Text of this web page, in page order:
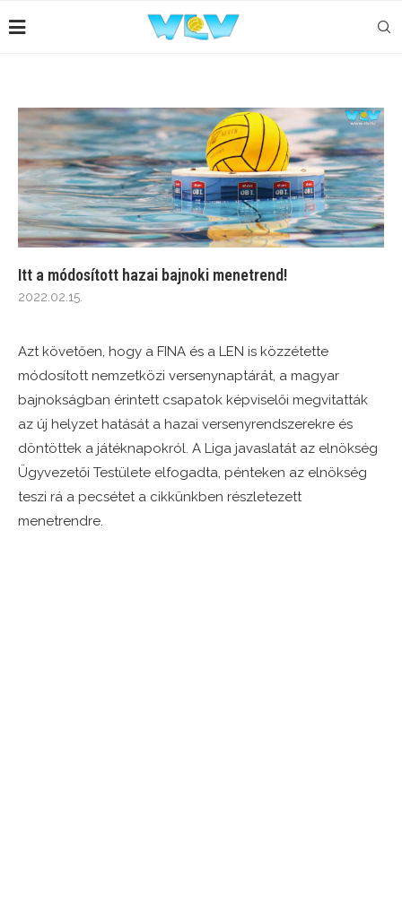
Itt a módosított hazai bajnoki menetrend!
2022.02.15.
Azt követően, hogy a FINA és a LEN is közzétette
módosított nemzetközi versenynaptárát, a magyar
bajnokságban érintett csapatok képviselői megvitatták
az új helyzet hatását a hazai versenyrendszerekre és
döntöttek a játéknapokról. A Liga javaslatát az elnökség
Ügyvezetői Testülete elfogadta, pénteken az elnökség
teszi rá a pecsétet a cikkünkben részletezett
menetrendre.